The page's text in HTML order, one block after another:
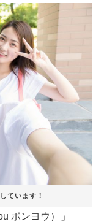
ています！
ポンヨウ）」